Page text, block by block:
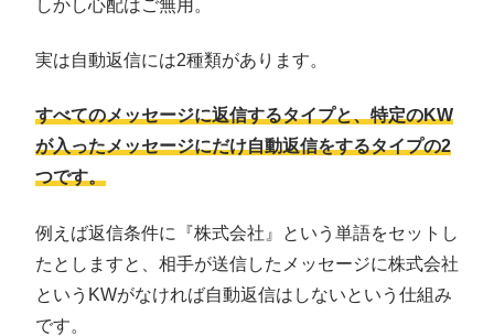
しかし心配はご無用。
実は自動返信には2種類があります。
すべてのメッセージに返信するタイプと、特定のKW
が入ったメッセージにだけ自動返信をするタイプの2
つです。
例えば返信条件に『株式会社』という単語をセットし
たとしますと、相手が送信したメッセージに株式会社
というKWがなければ自動返信はしないという仕組み
です。